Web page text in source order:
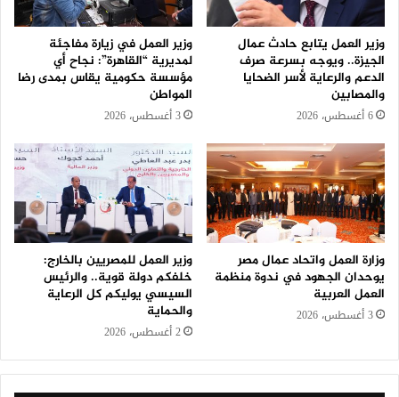
وزير العمل يتابع حادث عمال
الجيزة.. ويوجه بسرعة صرف
الدعم والرعاية لأسر الضحايا
والمصابين
6 أغسطس، 2026
وزير العمل في زيارة مفاجئة
لمديرية “القاهرة”: نجاح أي
مؤسسة حكومية يقاس بمدى رضا
المواطن
3 أغسطس، 2026
وزارة العمل واتحاد عمال مصر
يوحدان الجهود في ندوة منظمة
العمل العربية
3 أغسطس، 2026
وزير العمل للمصريين بالخارج:
خلفكم دولة قوية.. والرئيس
السيسي يوليكم كل الرعاية
والحماية
2 أغسطس، 2026